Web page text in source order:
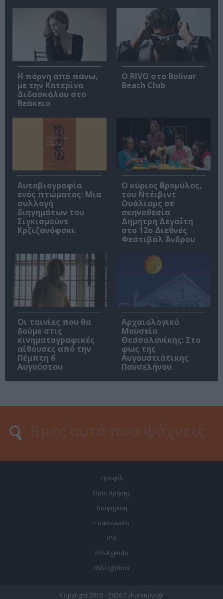
Η πόρνη από πάνω,
με την Κατερίνα
Διδασκάλου στο
Βεάκειο
Ο RIVO στο Bolivar
Beach Club
Αυτοβιογραφία
ενός πτώματος: Μια
συλλογή
διηγημάτων του
Σιγκισμούντ
Κρζιζανόφσκι
O κύριος Βρομύλος,
του Ντέιβιντ
Ουάλιαμς σε
σκηνοθεσία
Δημήτρη Δεγαΐτη
στο 12ο Διεθνές
Φεστιβάλ Άνδρου
Οι ταινίες που θα
δούμε στις
κινηματογραφικές
αίθουσες από την
Πέμπτη 6
Αυγούστου
Αρχαιολογικό
Μουσείο
Θεσσαλονίκης: Στο
φως της
Αυγουστιάτικης
Πανσελήνου
Προφίλ
Οροι Χρήσης
Διαφήμιση
Επικοινωνία
RSS
RSS Agenda
RSS Lightbox
Copyright 2010 - 2026 Culturenow.gr